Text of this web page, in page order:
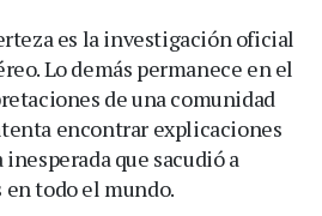
es la investigación oficial
Lo demás permanece en el
de una comunidad
encontrar explicaciones
que sacudió a
todo el mundo.